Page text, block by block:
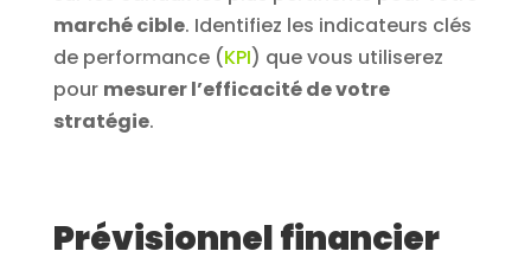
marché cible. Identifiez les indicateurs clés
de performance (KPI) que vous utiliserez
pour mesurer l’efficacité de votre
stratégie.
Prévisionnel financier